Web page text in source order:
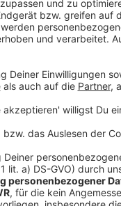
Mit dem eigenen Label
ein. Frida Gold
Veröffentlichung. Das
kontinuierliches
der Küche, im
Anzeige
Morgenrot:
Anzeige